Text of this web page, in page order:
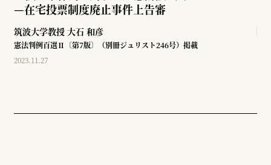
—在宅投票制度廃止事件上告審
筑波大学教授 大石 和彦
憲法判例百選Ⅱ〔第7版〕（別冊ジュリスト246号）掲載
2023.11.27